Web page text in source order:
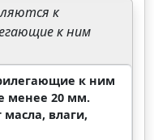
к
к ним
к ним
менее 20 мм.
влаги,